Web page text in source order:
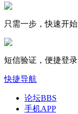
只需一步，快速开始
短信验证，便捷登录
快捷导航
论坛BBS
手机APP